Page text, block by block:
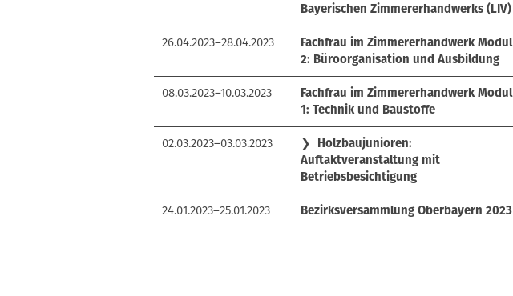
Bayerischen Zimmererhandwerks (LIV)
26.04.2023–28.04.2023
Fachfrau im Zimmererhandwerk Modul
2: Büroorganisation und Ausbildung
08.03.2023–10.03.2023
Fachfrau im Zimmererhandwerk Modul
1: Technik und Baustoffe
02.03.2023–03.03.2023 ❯
Holzbaujunioren:
Auftaktveranstaltung mit
Betriebsbesichtigung
24.01.2023–25.01.2023 Bezirksversammlung Oberbayern 2023